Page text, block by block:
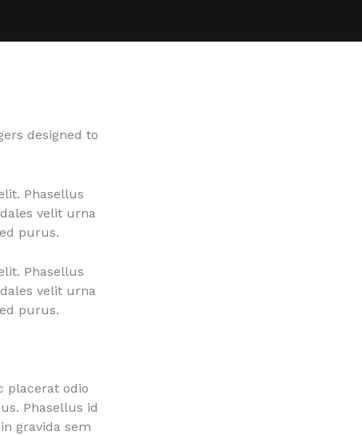
designed to
Phasellus
velit urna
purus.
Phasellus
velit urna
purus.
placerat odio
Phasellus id
gravida sem